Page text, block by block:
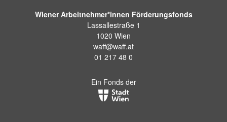
Wiener Arbeitnehmer*innen Förderungsfonds
Lassallestraße 1
1020 Wien
waff@waff.at
01 217 48 0
Ein Fonds der